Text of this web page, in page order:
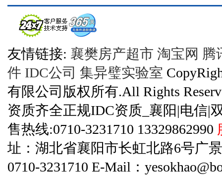
友情链接: 襄樊房产超市 淘宝网 腾
件 IDC公司 集异璧实验室
有限公司版权所有.All Rights
资质齐全正规IDC资质_襄阳|电信|
售热线:0710-3231710 13329862990
址：湖北省襄阳市长虹北路6号广
0710-3231710 E-Mail：